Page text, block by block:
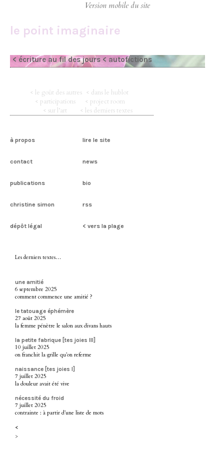
le point imaginaire
< écriture au fil des jours < autofictions
< le goût des autres < dans le hublot
< participations
< project room
< sur l’art
< les derniers textes
à propos lire le site
contact news
publications bio
christine simon rss
dépôt légal < vers la plage
Les derniers textes…
une amitié
6 septembre 2025
comment commence une amitié ?
le tatouage éphémère
27 août 2025
la femme pénètre le salon aux divans hauts
la petite fabrique [tes joies III]
10 juillet 2025
on franchit la grille qu’on referme
naissance [tes joies I]
7 juillet 2025
la douleur avait été vive
nécessité du froid
7 juillet 2025
contrainte : à partir d’une liste de mots
<
>